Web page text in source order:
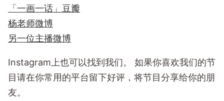
「一画一话」豆瓣
杨老师微博
另一位主播微博
Instagram上也可以找到我们。 如果你喜欢我们的节
目请在你常用的平台留下好评，将节目分享给你的朋
友。